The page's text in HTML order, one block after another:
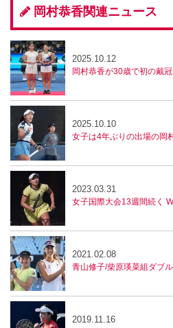
岡村恭香関連ニュース
岡村恭香が30歳で初の戴冠「夢の中を生きているようで
2025.10.12
女子は4年ぶりの出場の岡村恭香と7年ぶりの清水
2025.10.10
女子国際大会13週間続く
2023.03.31
青山修子/柴原瑛菜組ダブルス
2021.02.08
2019.11.16